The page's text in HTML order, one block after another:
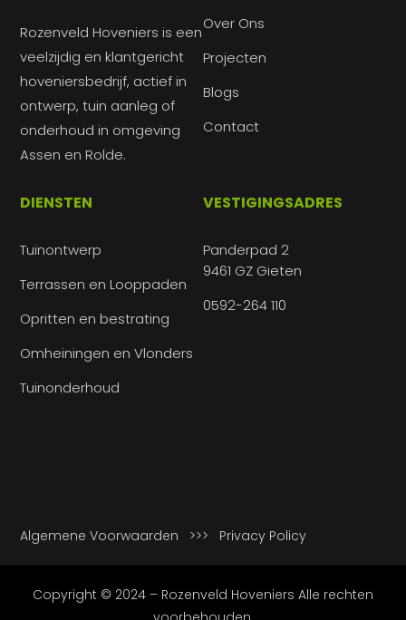
Rozenveld Hoveniers is een
veelzijdig en klantgericht
hoveniersbedrijf, actief in
ontwerp, tuin aanleg of
onderhoud in omgeving
Assen en Rolde.
Over Ons
Projecten
Blogs
Contact
DIENSTEN
Tuinontwerp
Terrassen en Looppaden
Opritten en bestrating
Omheiningen en Vlonders
Tuinonderhoud
VESTIGINGSADRES
Panderpad 2
9461 GZ Gieten
0592-264 110
Algemene Voorwaarden >>> Privacy Policy
Copyright © 2024 – Rozenveld Hoveniers Alle rechten